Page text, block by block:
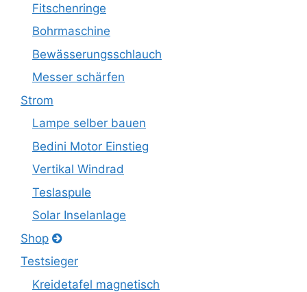
Fitschenringe
Bohrmaschine
Bewässerungsschlauch
Messer schärfen
Strom
Lampe selber bauen
Bedini Motor Einstieg
Vertikal Windrad
Teslaspule
Solar Inselanlage
Shop
Testsieger
Kreidetafel magnetisch